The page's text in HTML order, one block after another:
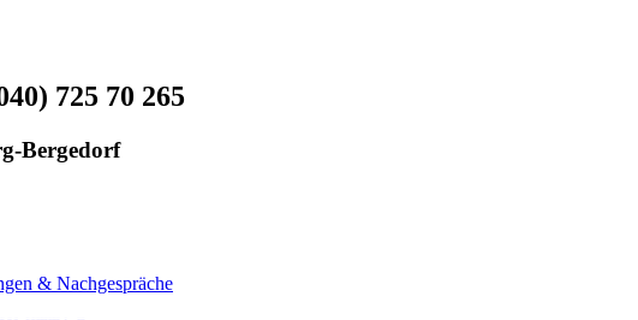
725 70 265
Bergedorf
& Nachgespräche